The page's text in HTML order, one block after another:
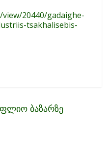
20440/gadaighe-
tsakhalisebis-
ბაზარზე